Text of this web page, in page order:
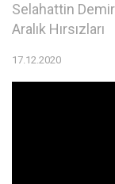
Selahattin
Aralık Hırsızları
17.12.2020